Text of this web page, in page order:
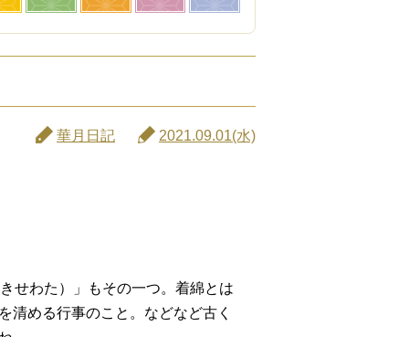
華月日記 2021.09.01(水)
せわた）」もその一つ。着綿とは
清める行事のこと。などなど古く